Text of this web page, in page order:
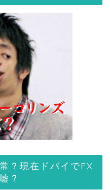
？現在ドバイでFX
？